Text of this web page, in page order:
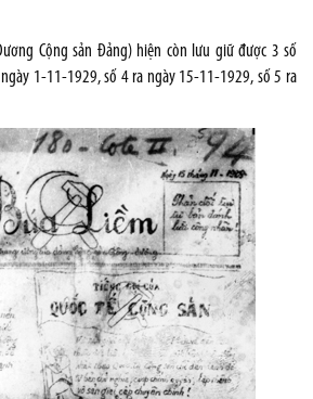
Cộng sản Đảng) hiện còn lưu giữ được 3 số
1-11-1929, số 4 ra ngày 15-11-1929, số 5 ra